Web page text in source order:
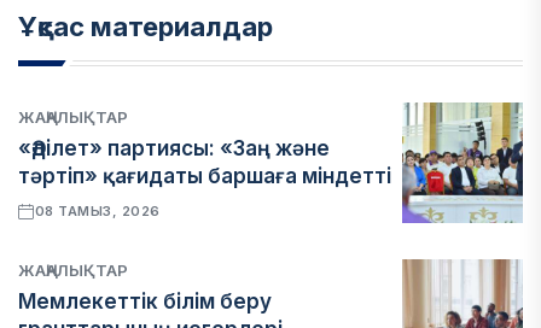
Ұқсас материалдар
ЖАҢАЛЫҚТАР
«Әділет» партиясы: «Заң және
тәртіп» қағидаты баршаға міндетті
08 ТАМЫЗ, 2026
ЖАҢАЛЫҚТАР
Мемлекеттік білім беру